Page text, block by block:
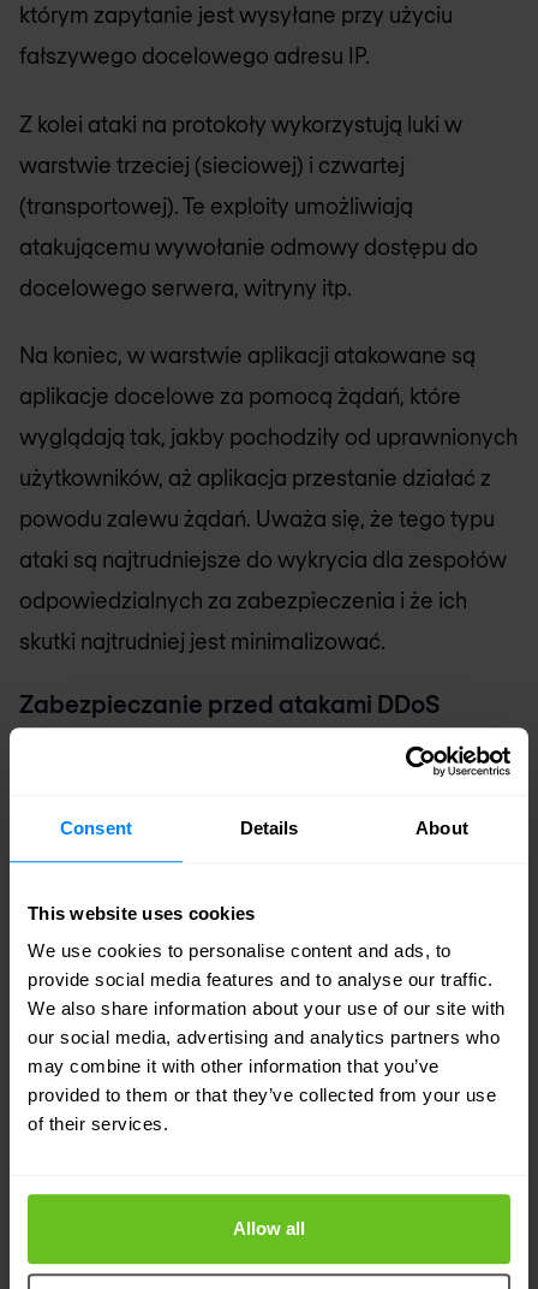
Consent Details About
This website uses cookies
We use cookies to personalise content and ads, to
provide social media features and to analyse our traffic.
We also share information about your use of our site with
our social media, advertising and analytics partners who
may combine it with other information that you’ve
provided to them or that they’ve collected from your use
of their services.
Allow all
którym zapytanie jest wysyłane przy użyciu
fałszywego docelowego adresu IP.
Z kolei ataki na protokoły wykorzystują luki w
warstwie trzeciej (sieciowej) i czwartej
(transportowej). Te exploity umożliwiają
atakującemu wywołanie odmowy dostępu do
docelowego serwera, witryny itp.
Na koniec, w warstwie aplikacji atakowane są
aplikacje docelowe za pomocą żądań, które
wyglądają tak, jakby pochodziły od uprawnionych
użytkowników, aż aplikacja przestanie działać z
powodu zalewu żądań. Uważa się, że tego typu
ataki są najtrudniejsze do wykrycia dla zespołów
odpowiedzialnych za zabezpieczenia i że ich
skutki najtrudniej jest minimalizować.
Zabezpieczanie przed atakami DDoS
Aby ograniczyć ryzyko związane z atakami DDoS,
stosować solidną ochronę przed każdym z tych
FortiDDoS chroni organizacje przed masowymi
atakami wolumetrycznymi, atakami aplikacyjnymi
w warstwie 7, atakami opartymi na protokole SSL,
atakami opartymi na DNS i atakami botnetów IoT
przy użyciu analizy opartej na zachowaniu, a nie
zbudowanie adaptacyjnej linii bazowej
standardowej aktywności sieciowej przy użyciu
setek tysięcy parametrów, które można następnie